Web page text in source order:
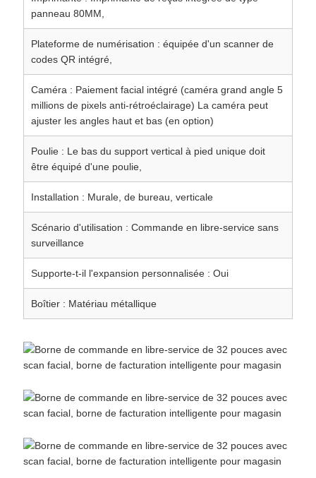
panneau 80MM,
Plateforme de numérisation : équipée d'un scanner de
codes QR intégré,
Caméra : Paiement facial intégré (caméra grand angle 5
millions de pixels anti-rétroéclairage) La caméra peut
ajuster les angles haut et bas (en option)
Poulie : Le bas du support vertical à pied unique doit
être équipé d'une poulie,
Installation : Murale, de bureau, verticale
Scénario d'utilisation : Commande en libre-service sans
surveillance
Supporte-t-il l'expansion personnalisée : Oui
Boîtier : Matériau métallique